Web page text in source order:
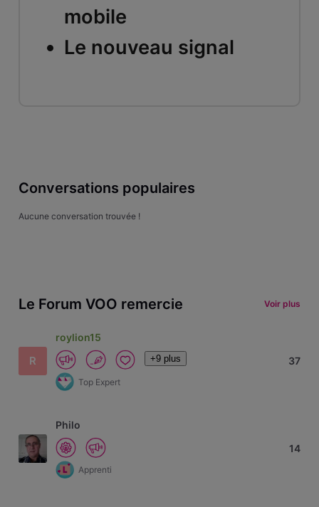
mobile
Le nouveau signal
Conversations populaires
Aucune conversation trouvée !
Le Forum VOO remercie Voir plus
R
roylion15
+9 plus
Top Expert
37
Philo
Apprenti
14